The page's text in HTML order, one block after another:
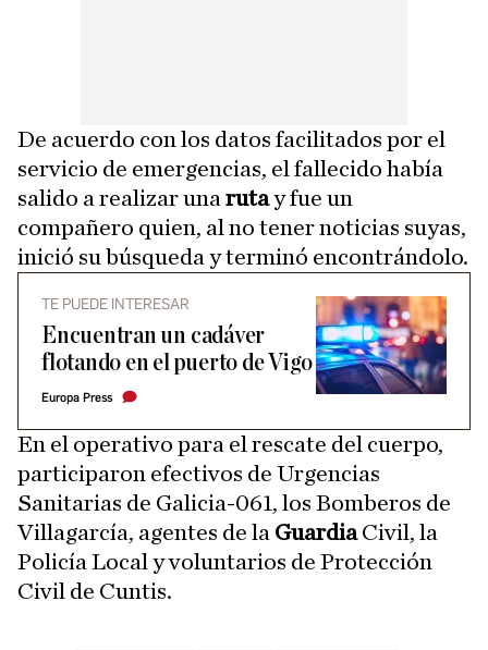
De acuerdo con los datos facilitados por el
servicio de emergencias, el fallecido había
salido a realizar una rutay fue un
compañero quien, al no tener noticias suyas,
inició su búsqueda y terminó encontrándolo.
TE PUEDE INTERESAR
Encuentran un cadáver
flotando en el puerto de Vigo
Europa Press
En el operativo para el rescate del cuerpo,
participaron efectivos de Urgencias
Sanitarias de Galicia-061, los Bomberos de
Villagarcía, agentes de la GuardiaCivil, la
Policía Local y voluntarios de Protección
Civil de Cuntis.